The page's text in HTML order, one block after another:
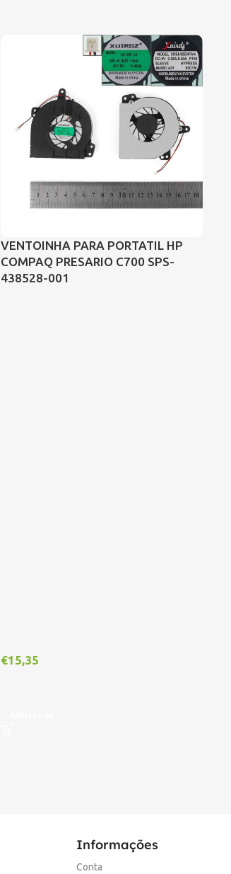
VENTOINHA PARA PORTATIL HP
COMPAQ PRESARIO C700 SPS-
438528-001
€15,35
Informações
Conta